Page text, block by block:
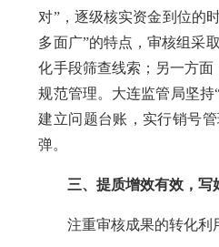
对”，逐级核实资金到位的
多面广”的特点，审核组采
化手段筛查线索；另一方
规范管理。大连监管局坚
建立问题台账，实行销号
弹。
三、提质增效有效，写
注重审核成果的转化利用